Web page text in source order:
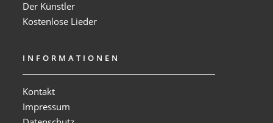
Der Künstler
Kostenlose Lieder
INFORMATIONEN
Kontakt
Impressum